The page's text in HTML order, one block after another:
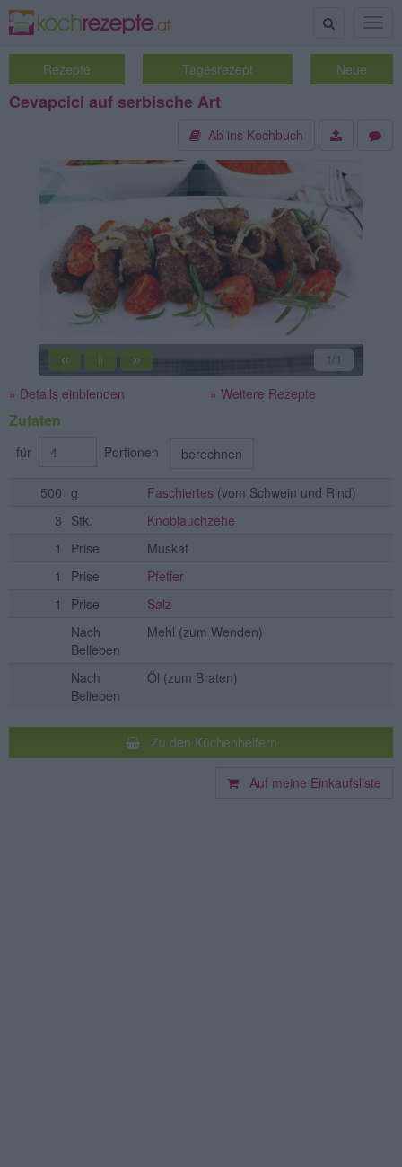
Suche
Rezepte Tagesrezept Neue
Cevapcici auf serbische Art
Ab ins Kochbuch
« || » 1 /1
» Details einblenden » Weitere Rezepte
Zutaten
für Portionen berechnen
500 g Faschiertes (vom Schwein und Rind)
3 Stk.
Knoblauchzehe
1
Prise
Muskat
1
Prise
Pfeffer
1
Prise
Salz
Nach
Belieben
Mehl (zum Wenden)
Nach
Belieben
Öl (zum Braten)
Zu den Küchenhelfern
Auf meine Einkaufsliste